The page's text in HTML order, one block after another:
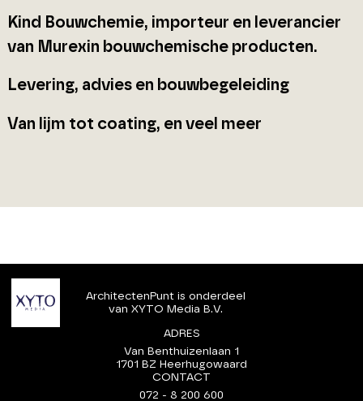
Kind Bouwchemie, importeur en leverancier
van Murexin bouwchemische producten.
Levering, advies en bouwbegeleiding
Van lijm tot coating, en veel meer
ArchitectenPunt is onderdeel
van XYTO Media B.V.
ADRES
Van Benthuizenlaan 1
1701 BZ Heerhugowaard
CONTACT
072 - 8 200 600